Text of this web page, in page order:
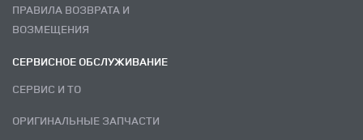
ПРАВИЛА ВОЗВРАТА И
ВОЗМЕЩЕНИЯ
СЕРВИСНОЕ ОБСЛУЖИВАНИЕ
СЕРВИС И ТО
ОРИГИНАЛЬНЫЕ ЗАПЧАСТИ